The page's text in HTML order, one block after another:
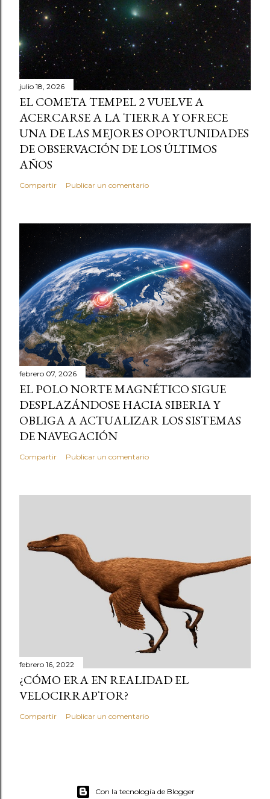
julio 18, 2026
EL COMETA TEMPEL 2 VUELVE A
ACERCARSE A LA TIERRA Y OFRECE
UNA DE LAS MEJORES OPORTUNIDADES
DE OBSERVACIÓN DE LOS ÚLTIMOS
AÑOS
Compartir Publicar un comentario
febrero 07, 2026
EL POLO NORTE MAGNÉTICO SIGUE
DESPLAZÁNDOSE HACIA SIBERIA Y
OBLIGA A ACTUALIZAR LOS SISTEMAS
DE NAVEGACIÓN
Compartir Publicar un comentario
febrero 16, 2022
¿CÓMO ERA EN REALIDAD EL
VELOCIRRAPTOR?
Compartir Publicar un comentario
Con la tecnología de Blogger